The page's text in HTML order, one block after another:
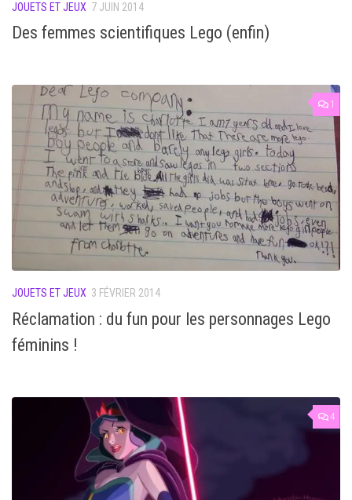
JOUETS ET JEUX 7 JUIN 2014
Des femmes scientifiques Lego (enfin)
1
JOUETS ET JEUX 3 FÉVRIER 2014
Réclamation : du fun pour les personnages Lego
féminins !
4